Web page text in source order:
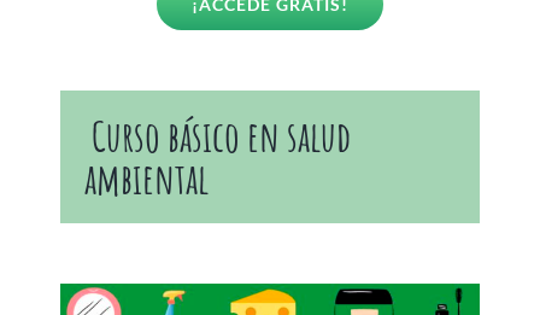
¡ACCEDE GRATIS!
Curso básico en salud
ambiental